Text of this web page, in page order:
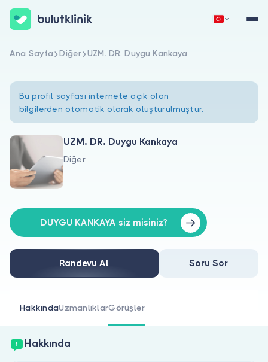
Hakkımızda
Doktorlar için
Doktor musunuz?
Hemen Kaydol Giriş Yap
Ana Sayfa Diğer UZM. DR. Duygu Kankaya
Bu profil sayfası internete açık olan
bilgilerden otomatik olarak oluşturulmuştur.
UZM. DR. Duygu Kankaya
Diğer
DUYGU KANKAYA siz misiniz?
Randevu Al Soru Sor
HakkındaUzmanlıklarGörüşler
Hakkında